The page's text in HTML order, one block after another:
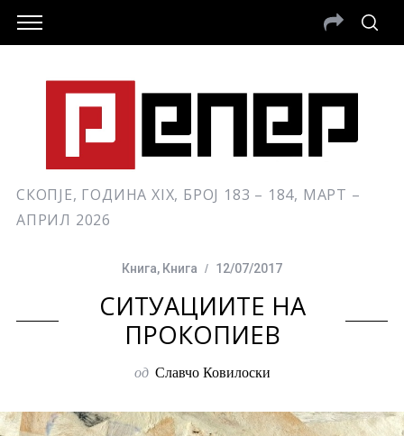
СКОПЈЕ, ГОДИНА XIX, БРОЈ 183 – 184, МАРТ –
АПРИЛ 2026
Книга, Книга 12/07/2017
СИТУАЦИИТЕ НА
ПРОКОПИЕВ
од Славчо Ковилоски